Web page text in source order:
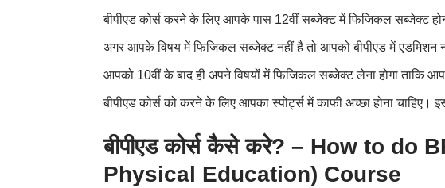
बीपीएड कोर्स करने के लिए आपके पास 12वीं सब्जेक्ट में फिजिकल सब्जेक्ट
अगर आपके विषय में फिजिकल सब्जेक्ट नहीं है तो आपको बीपीएड में एडमिशन
आपको 10वीं के बाद ही अपने विषयों में फिजिकल सब्जेक्ट लेना होगा ताकि
बीपीएड कोर्स को करने के लिए आपका स्पोर्ट्स में काफी अच्छा होना चाहिए।
बीपीएड कोर्सकैसे करे? – How to do
Physical Education) Course